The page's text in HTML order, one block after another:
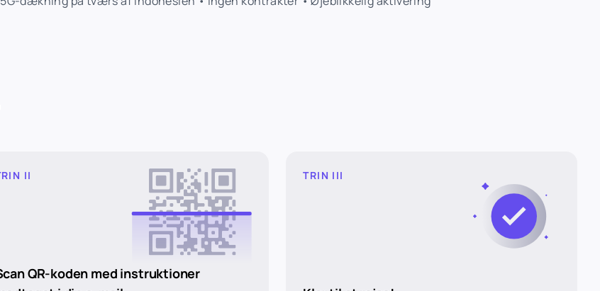
II
QR-koden med instruktioner
TRIN III